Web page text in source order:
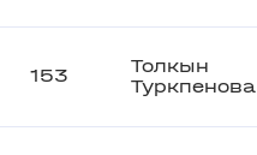
153
Толкын
Туркпенова